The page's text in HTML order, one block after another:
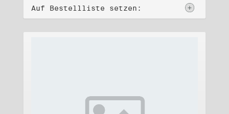
Auf Bestellliste setzen: